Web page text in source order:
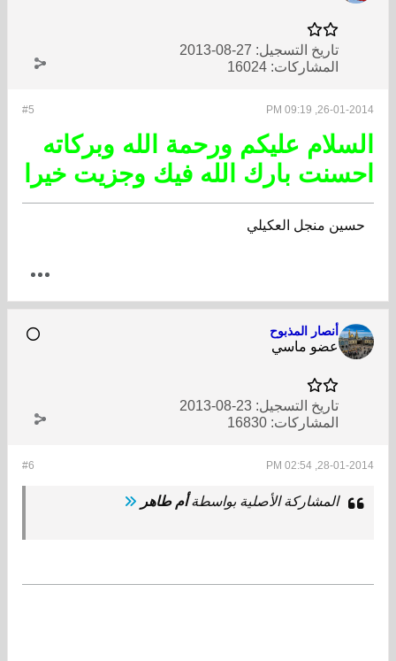
تاريخ التسجيل: 27-08-2013
المشاركات: 16024
#5 26-01-2014, 09:19 PM
السلام عليكم ورحمة الله وبركاته
احسنت بارك الله فيك وجزيت خيرا
حسين منجل العكيلي
أنصار المذبوح
عضو ماسي
تاريخ التسجيل: 23-08-2013
المشاركات: 16830
#6 28-01-2014, 02:54 PM
المشاركة الأصلية بواسطةأم طاهر